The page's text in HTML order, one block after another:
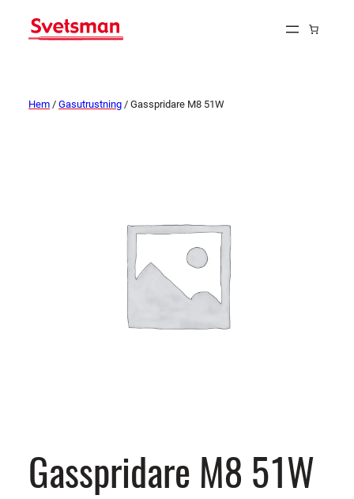
Hem / Gasutrustning / Gasspridare M8 51W
Gasspridare M8 51W